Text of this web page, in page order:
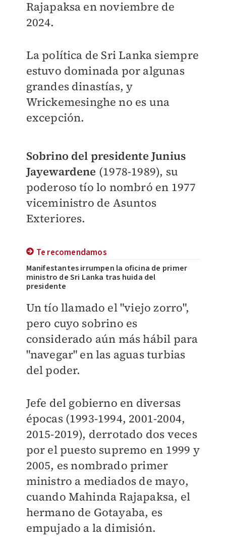
Rajapaksa en noviembre de
2024.
La política de Sri Lanka siempre
estuvo dominada por algunas
grandes dinastías, y
Wrickemesinghe no es una
excepción.
Sobrino del presidente Junius
Jayewardene (1978-1989), su
poderoso tío lo nombró en 1977
viceministro de Asuntos
Exteriores.
Te recomendamos
Manifestantes irrumpen la oficina de primer
ministro de Sri Lanka tras huida del
presidente
Un tío llamado el "viejo zorro",
pero cuyo sobrino es
considerado aún más hábil para
"navegar" en las aguas turbias
del poder.
Jefe del gobierno en diversas
épocas (1993-1994, 2001-2004,
2015-2019), derrotado dos veces
por el puesto supremo en 1999 y
2005, es nombrado primer
ministro a mediados de mayo,
cuando Mahinda Rajapaksa, el
hermano de Gotayaba, es
empujado a la dimisión.